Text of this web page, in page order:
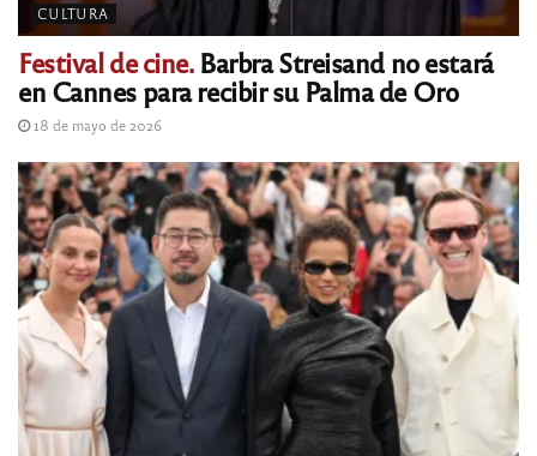
CULTURA
Festival de cine.Barbra Streisand no estará
en Cannes para recibir su Palma de Oro
18 de mayo de 2026